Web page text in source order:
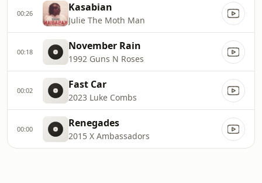
00:26 Kasabian
Julie The Moth Man
00:18 November Rain
1992 Guns N Roses
00:02 Fast Car
2023 Luke Combs
00:00 Renegades
2015 X Ambassadors